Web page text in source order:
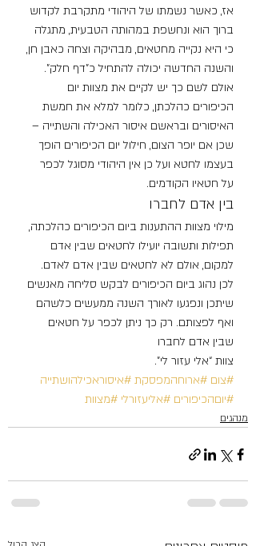
אז, כאשר נשמתו של היהודי מתקרבת לקדוש
ברוך הוא ונחשפת במהותה הטבעית, מתגלה
כי היא נקייה מחטאים, מבהיקה וצחה כאבן חן,
והשנה החדשה יכולה להתחיל כ”דף חלק”.
אולם לשם כך יש לקיים את מצוות יום
הכיפורים כהלכתן, כלומר למלא את חמשת
האיסורים ובראשם איסור האכילה והשתייה –
שכן אם יופר הצום, חילול יום הכיפורים הופך
בעצמו לחטא ועל כן אין היהודי מסוגל לכפר
על חטאיו הקודמים.
בין אדם לחברו
מילוי מצוות ההתענות ביום הכיפורים כהלכתה,
תפילות ותשובה יועילו לחטאים שבין אדם
למקום, אולם לא לחטאים שבין אדם לאדם.
לכן נהוג ביום הכיפורים לבקש סליחה מאנשים
שיתכן ונפגעו לאורך השנה ממעשים כלשהם
ואף לפצותם. רק כך ניתן לכפר על חטאים
שבין אדם לחברו
צוות “אלי עזור לי”.
#צום #ארוחהמפסקת #איסוראכילהושתייה
#יוםהכיפורים #אליעזורלי #מצוות
מנהגים